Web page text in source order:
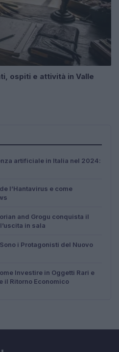
ospiti e attività in Valle
artificiale in Italia nel 2024:
l’Hantavirus e come
and Grogu conquista il
in sala
i Protagonisti del Nuovo
Investire in Oggetti Rari e
il Ritorno Economico